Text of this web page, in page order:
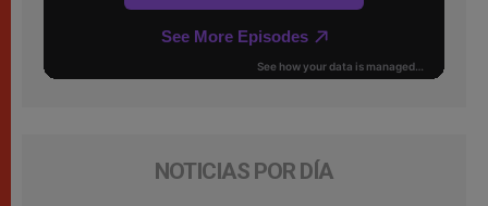
NOTICIAS POR DÍA